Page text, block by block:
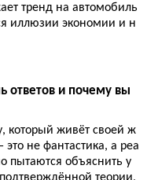
тренд на автомобиль
иллюзии экономии и н
ответов и почему вы
который живёт своей ж
не фантастика, а реа
пытаются объяснить у
теории,